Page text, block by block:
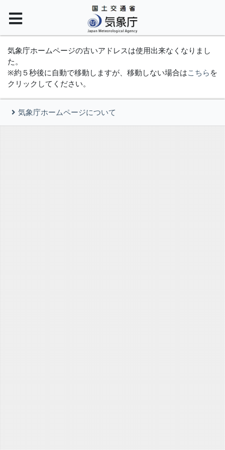
気象庁ホームページの古いアドレスは使用出来なくなりまし
た。
※約５秒後に自動で移動しますが、移動しない場合はこちら を
クリックしてください。
気象庁ホームページについて